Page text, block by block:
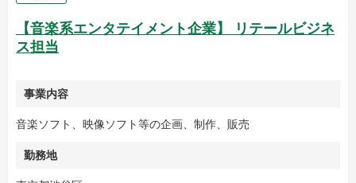
【音楽系エンタテイメント企業】 リテールビジネ
ス担当
事業内容
音楽ソフト、映像ソフト等の企画、制作、販売
勤務地